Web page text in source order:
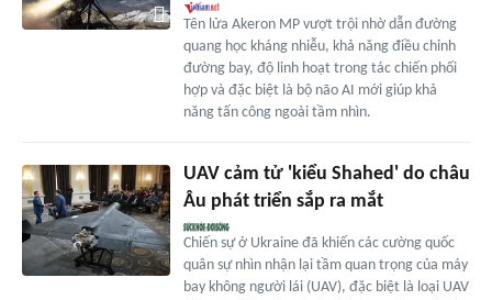
Tên lửa Akeron MP vượt trội nhờ dẫn đường
quang học kháng nhiễu, khả năng điều chỉnh
đường bay, độ linh hoạt trong tác chiến phối
hợp và đặc biệt là bộ não AI mới giúp khả
năng tấn công ngoài tầm nhìn.
UAV cảm tử 'kiểu Shahed' do châu
Âu phát triển sắp ra mắt
Chiến sự ở Ukraine đã khiến các cường quốc
quân sự nhìn nhận lại tầm quan trọng của máy
bay không người lái (UAV), đặc biệt là loại UAV